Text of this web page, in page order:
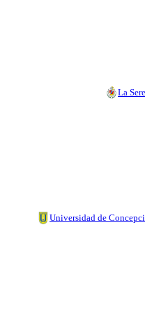
La
Universidad de